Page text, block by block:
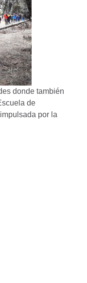
donde también
de
por la